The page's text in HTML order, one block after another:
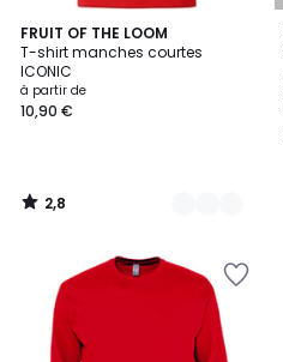
FRUIT OF THE LOOM
T-shirt manches courtes
ICONIC
à partir de
10,90 €
2,8
/ 5
27
Couleurs
2,8
/